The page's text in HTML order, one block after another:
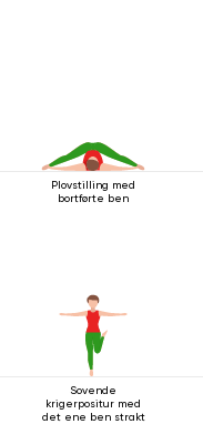
Plovstilling med
bortførte ben
Sovende
krigerpositur med
det ene ben strakt